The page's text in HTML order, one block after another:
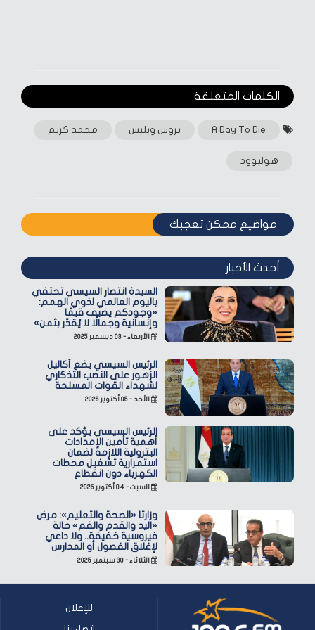
الكلمات المتعلقة‎
A Day To Die بروس ويليس محمد كريم
هوليوود
مواضيع ممكن تعجبك
أحدث الأخبار
السيدة انتصار السيسي تحتفي
باليوم العالمي لذوي الهمم:
«وجودكم يضيف قيمًا
وإنسانية وجمالًا لا يُقدّر بثمن»
الأربعاء - ٠٣ ديسمبر ٢٠٢٥
الرئيس السيسي يضع أكاليل
الزهور على النصب التذكاري
لشهداء القوات المسلحة
الأحد - ٠٥ أكتوبر ٢٠٢٥
الرئيس السيسي يؤكد على
أهمية تأمين الإمدادات
البترولية اللازمة لضمان
استمرارية تشغيل محطات
الكهرباء دون انقطاع
السبت - ٠٤ أكتوبر ٢٠٢٥
وزارتا «الصحة والتعليم»: مرض
«اليد والقدم والفم» حالة
فيروسية خفيفة.. ولا داعي
لإغلاق الفصول أو المدارس
الثلاثاء - ٣٠ سبتمبر ٢٠٢٥
للإعلان